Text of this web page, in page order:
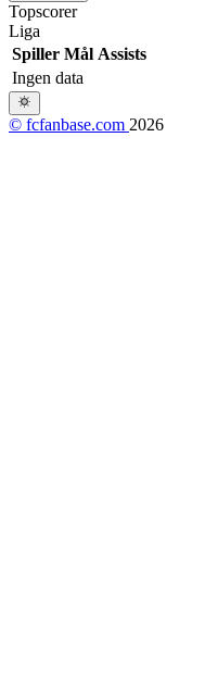
Topscorer
Liga
Spiller Mål Assists
Ingen data
© fcfanbase.com 2026